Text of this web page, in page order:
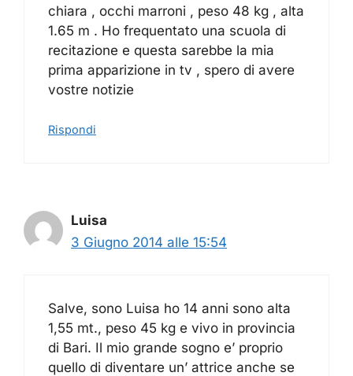
chiara , occhi marroni , peso 48 kg , alta
1.65 m . Ho frequentato una scuola di
recitazione e questa sarebbe la mia
prima apparizione in tv , spero di avere
vostre notizie
Rispondi
Luisa
3 Giugno 2014 alle 15:54
Salve, sono Luisa ho 14 anni sono alta
1,55 mt., peso 45 kg e vivo in provincia
di Bari. Il mio grande sogno e’ proprio
quello di diventare un’ attrice anche se